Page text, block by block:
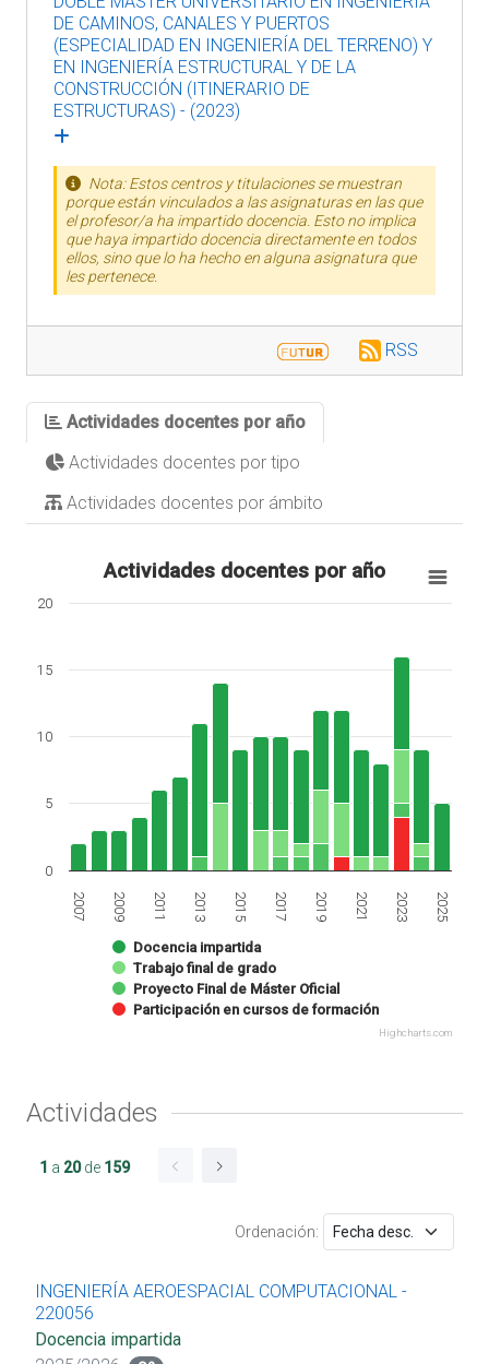
DE CAMINOS, CANALES Y PUERTOS
(ESPECIALIDAD EN INGENIERÍA DEL TERRENO) Y
EN INGENIERÍA ESTRUCTURAL Y DE LA
CONSTRUCCIÓN (ITINERARIO DE
ESTRUCTURAS) - (2023)
Nota: Estos centros y titulaciones se muestran
porque están vinculados a las asignaturas en las que
el profesor/a ha impartido docencia. Esto no implica
que haya impartido docencia directamente en todos
ellos, sino que lo ha hecho en alguna asignatura que
les pertenece.
RSS
Actividades docentes por año
Actividades docentes por tipo
Actividades docentes por ámbito
Actividades docentes por año
Docencia impartida
Trabajo final de grado
Proyecto Final de Máster Oficial
Participación en cursos de formación
2007 2009 2011 2013 2015 2017 2019 2021 2023 2025
0
5
10
15
20
Highcharts.com
Actividades
1 a 20de 159
Ordenación:
INGENIERÍA AEROESPACIAL COMPUTACIONAL -
220056
Docencia impartida